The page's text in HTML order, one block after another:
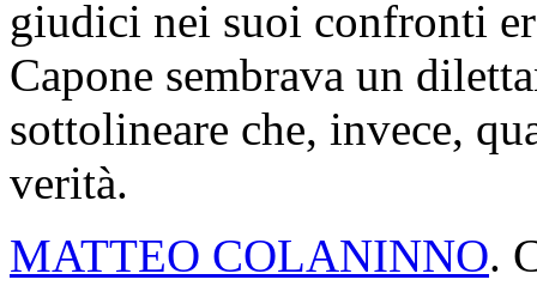
giudici nei suoi confronti
Capone sembrava un
sottolineare che, invece,
verità.
MATTEO COLANINNO.